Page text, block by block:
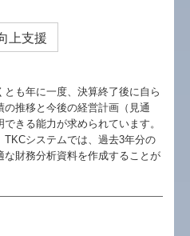
上支援
も年に一度、決算終了後に自ら
推移と今後の経営計画（見通
きる能力が求められています。
システムでは、過去3年分の
財務分析資料を作成することが